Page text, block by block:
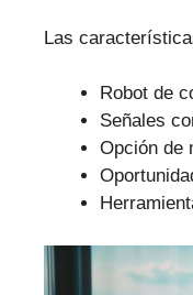
Las
Robot de
Señales
Opción de